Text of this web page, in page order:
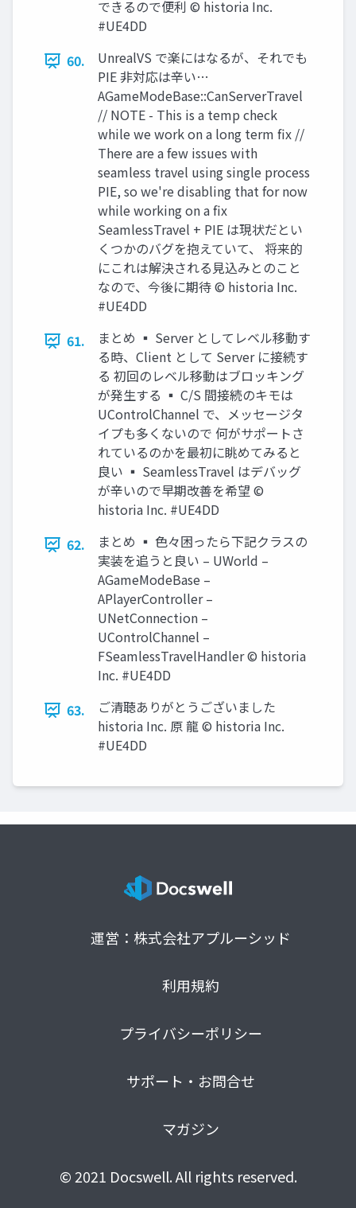
できるので便利 © historia Inc.
#UE4DD
60.
UnrealVS で楽にはなるが、それでも
PIE 非対応は辛い…
AGameModeBase::CanServerTravel
// NOTE - This is a temp check
while we work on a long term fix //
There are a few issues with
seamless travel using single process
PIE, so we're disabling that for now
while working on a fix
SeamlessTravel + PIE は現状だとい
くつかのバグを抱えていて、 将来的
にこれは解決される見込みとのこと
なので、今後に期待 © historia Inc.
#UE4DD
61.
まとめ ▪ Server としてレベル移動す
る時、Client として Server に接続す
る 初回のレベル移動はブロッキング
が発生する ▪ C/S 間接続のキモは
UControlChannel で、メッセージタ
イプも多くないので 何がサポートさ
れているのかを最初に眺めてみると
良い ▪ SeamlessTravel はデバッグ
が辛いので早期改善を希望 ©
historia Inc. #UE4DD
62.
まとめ ▪ 色々困ったら下記クラスの
実装を追うと良い – UWorld –
AGameModeBase –
APlayerController –
UNetConnection –
UControlChannel –
FSeamlessTravelHandler © historia
Inc. #UE4DD
63.
ご清聴ありがとうございました
historia Inc. 原 龍 © historia Inc.
#UE4DD
運営：株式会社アプルーシッド
利用規約
プライバシーポリシー
サポート・お問合せ
マガジン
© 2021 Docswell. All rights reserved.